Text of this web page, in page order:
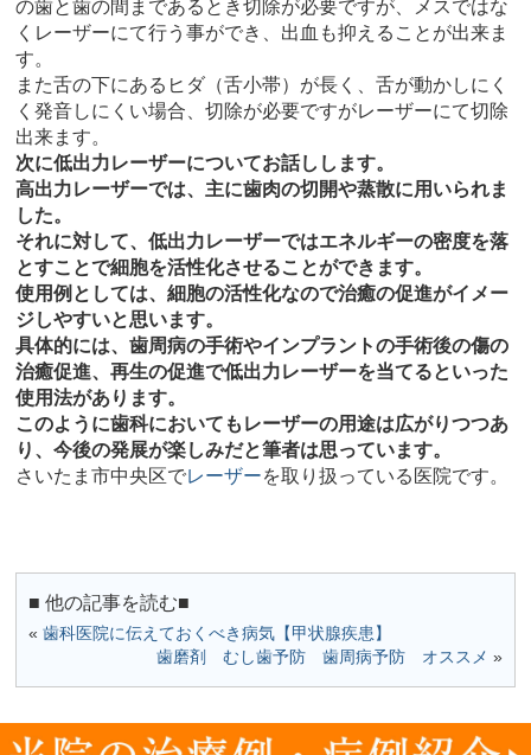
の歯と歯の間まであるとき切除が必要ですが、メスではな
くレーザーにて行う事ができ、出血も抑えることが出来ま
す。
また舌の下にあるヒダ（舌小帯）が長く、舌が動かしにく
く発音しにくい場合、切除が必要ですがレーザーにて切除
出来ます。
次に低出力レーザーについてお話しします。
高出力レーザーでは、主に歯肉の切開や蒸散に用いられま
した。
それに対して、低出力レーザーではエネルギーの密度を落
とすことで細胞を活性化させることができます。
使用例としては、細胞の活性化なので治癒の促進がイメー
ジしやすいと思います。
具体的には、歯周病の手術やインプラントの手術後の傷の
治癒促進、再生の促進で低出力レーザーを当てるといった
使用法があります。
このように歯科においてもレーザーの用途は広がりつつあ
り、今後の発展が楽しみだと筆者は思っています。
さいたま市中央区でレーザーを取り扱っている医院です。
■ 他の記事を読む■
«歯科医院に伝えておくべき病気【甲状腺疾患】
歯磨剤 むし歯予防 歯周病予防 オススメ »